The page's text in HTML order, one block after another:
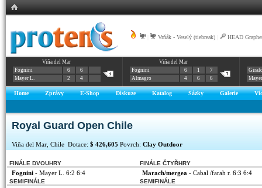
Vrňák - Veselý (tiebreak) HEAD
Viña del Mar
Fognini
6
6
Mayer L.
2 4
Viña del Mar
Fognini
6 1
7
Almagro
4 6 6
Home Zprávy E-Shop Diskuze Katalog Sázky Galerie
Royal Guard Open Chile
Viña del Mar, Chile Dotace: $ 426,605 Povrch: Clay Outdoor
FINÁLE DVOUHRY
Fognini - Mayer L. 6:2 6:4
FINÁLE ČTYŘHRY
Marach/mergea - Cabal /farah r. 6:3 6:4
SEMIFINÁLE SEMIFINÁLE